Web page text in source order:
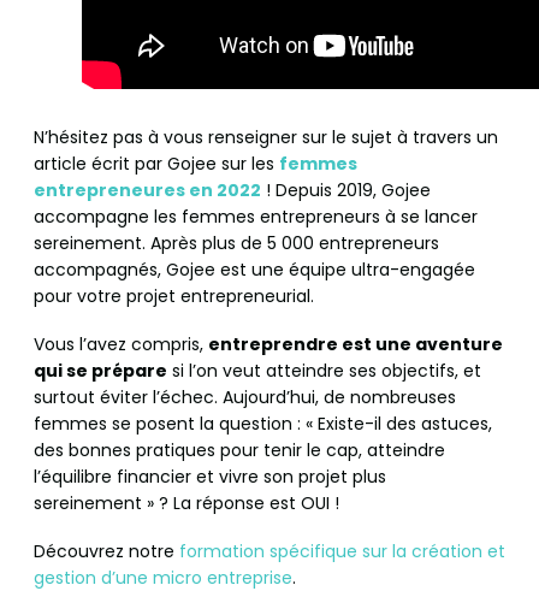
N’hésitez pas à vous renseigner sur le sujet à travers un
article écrit par Gojee sur les femmes
entrepreneures en 2022 ! Depuis 2019, Gojee
accompagne les femmes entrepreneurs à se lancer
sereinement. Après plus de 5 000 entrepreneurs
accompagnés, Gojee est une équipe ultra-engagée
pour votre projet entrepreneurial.
Vous l’avez compris, entreprendre est une aventure
qui se prépare si l’on veut atteindre ses objectifs, et
surtout éviter l’échec. Aujourd’hui, de nombreuses
femmes se posent la question : « Existe-il des astuces,
des bonnes pratiques pour tenir le cap, atteindre
l’équilibre financier et vivre son projet plus
sereinement » ? La réponse est OUI !
Découvrez notre formation spécifique sur la création et
gestion d’une micro entreprise.